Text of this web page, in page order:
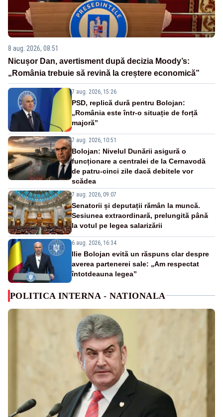
8 aug. 2026, 08:51
Nicușor Dan, avertisment după decizia Moody’s:
„România trebuie să revină la creștere economică”
7 aug. 2026, 15:26
PSD, replică dură pentru Bolojan:
„România este într-o situație de forță
majoră”
7 aug. 2026, 10:51
Bolojan: Nivelul Dunării asigură o
funcționare a centralei de la Cernavodă
de patru-cinci zile dacă debitele vor
scădea
7 aug. 2026, 09:07
Senatorii și deputații rămân la muncă.
Sesiunea extraordinară, prelungită până
la votul pe legea salarizării
6 aug. 2026, 16:34
Ilie Bolojan evită un răspuns clar despre
averea partenerei sale: „Am respectat
întotdeauna legea”
POLITICA INTERNA - NATIONALA